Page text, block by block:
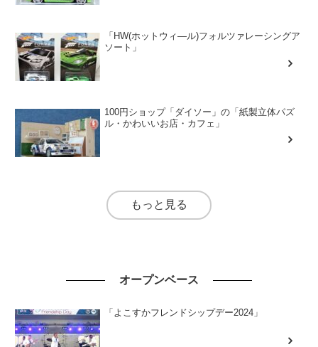
「HW(ホットウィ―ル)フォルツァレーシングア
ソート」
100円ショップ「ダイソー」の「紙製立体パズ
ル・かわいいお店・カフェ」
もっと見る
オープンベース
「よこすかフレンドシップデー2024」